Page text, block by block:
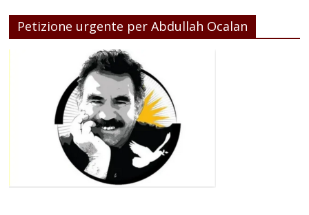
Petizione urgente per Abdullah Ocalan